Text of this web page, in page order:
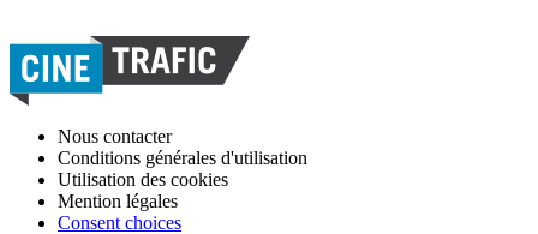
Nous contacter
Conditions générales d'utilisation
Utilisation des cookies
Mention légales
Consent choices